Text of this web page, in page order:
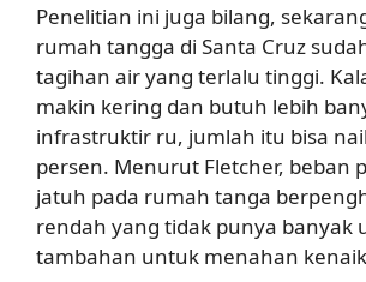
Penelitian ini juga bilang,
rumah tangga di Santa Cruz
tagihan air yang terlalu tinggi.
makin kering dan butuh lebih
infrastruktir ru, jumlah itu bisa
persen. Menurut Fletcher, beban
jatuh pada rumah tanga
rendah yang tidak punya banyak
tambahan untuk menahan